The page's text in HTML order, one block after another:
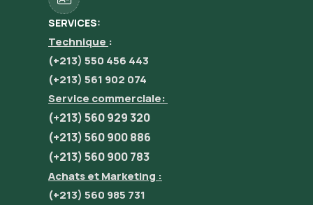
SERVICES:
Technique :
(+213) 550 456 443
(+213) 561 902 074
Service commerciale:
(+213) 560 929 320
(+213) 560 900 886
(+213) 560 900 783
Achats et Marketing :
(+213) 560 985 731